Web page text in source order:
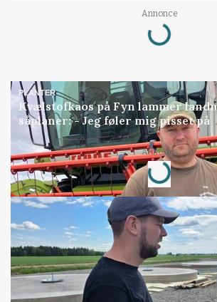
Annonce
Loading...
PLANTER
Kvælstofkaos på Fyn lammer
såplaner: - Jeg føler mig pisset på
Annonce
Loading...